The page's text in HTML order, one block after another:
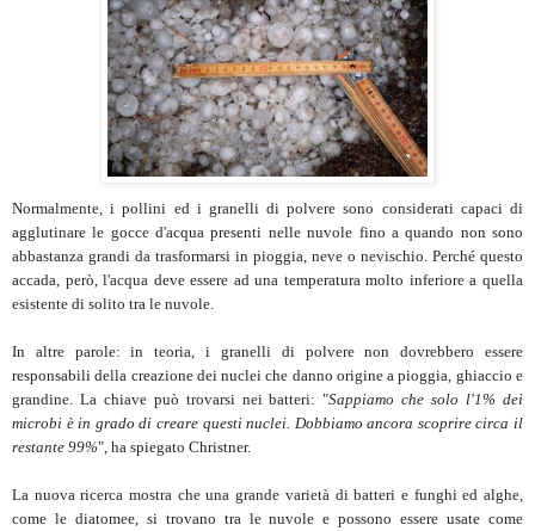
Normalmente, i pollini ed i granelli di polvere sono considerati capaci di
agglutinare le gocce d'acqua presenti nelle nuvole fino a quando non sono
abbastanza grandi da trasformarsi in pioggia, neve o nevischio. Perché questo
accada, però, l'acqua deve essere ad una temperatura molto inferiore a quella
esistente di solito tra le nuvole.
In altre parole: in teoria, i granelli di polvere non dovrebbero essere
responsabili della creazione dei nuclei che danno origine a pioggia, ghiaccio e
grandine. La chiave può trovarsi nei batteri: "Sappiamo che solo l'1% dei
microbi è in grado di creare questi nuclei. Dobbiamo ancora scoprire circa il
restante 99%", ha spiegato Christner.
La nuova ricerca mostra che una grande varietà di batteri e funghi ed alghe,
come le diatomee, si trovano tra le nuvole e possono essere usate come